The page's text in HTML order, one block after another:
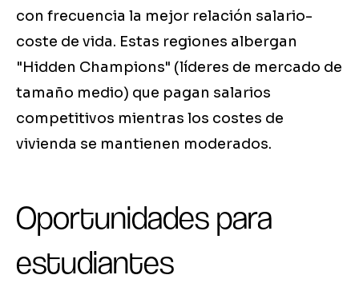
con frecuencia la mejor relación salario-
coste de vida. Estas regiones albergan
"Hidden Champions" (líderes de mercado de
tamaño medio) que pagan salarios
competitivos mientras los costes de
vivienda se mantienen moderados.
Oportunidades para
estudiantes